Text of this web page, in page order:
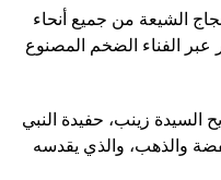
الشيعة من جميع أنحاء
الفناء الضخم المصنوع
السيدة زينب، حفيدة النبي
والذهب، والذي يقدسه